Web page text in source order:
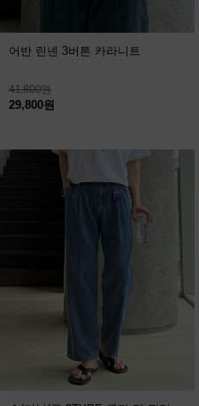
어반 린넨 3버튼 카라니트
41,800원
29,800원